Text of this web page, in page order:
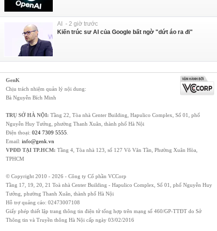
AI - 2 giờ trước
Kiến trúc sư AI của Google bất ngờ "dứt áo ra đi"
GenK
Chịu trách nhiệm quản lý nội dung:
Bà Nguyễn Bích Minh
TRỤ SỞ HÀ NỘI: Tầng 22, Tòa nhà Center Building, Hapulico Complex, Số 01, phố
Nguyễn Huy Tưởng, phường Thanh Xuân, thành phố Hà Nội
Điện thoại: 024 7309 5555.
Email: info@genk.vn
VPĐD TẠI TP.HCM: Tầng 4, Tòa nhà 123, số 127 Võ Văn Tần, Phường Xuân Hòa,
TPHCM
© Copyright 2010 - 2026 - Công ty Cổ phần VCCorp
Tầng 17, 19, 20, 21 Toà nhà Center Building - Hapulico Complex, Số 01, phố Nguyễn Huy
Tưởng, phường Thanh Xuân, thành phố Hà Nội
Hỗ trợ quảng cáo: 02473007108
Giấy phép thiết lập trang thông tin điện tử tổng hợp trên mạng số 460/GP-TTĐT do Sở
Thông tin và Truyền thông Hà Nội cấp ngày 03/02/2016